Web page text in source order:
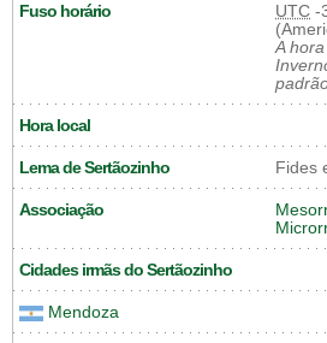
Fuso horário UTC -
A
Hora local
Lema de Sertãozinho Fides
Associação
Cidades irmãs do Sertãozinho
Mendoza